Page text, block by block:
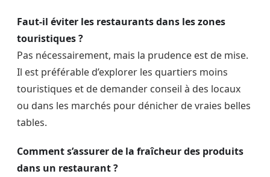
Faut-il éviter les restaurants dans les zones
touristiques ?
Pas nécessairement, mais la prudence est de mise.
Il est préférable d’explorer les quartiers moins
touristiques et de demander conseil à des locaux
ou dans les marchés pour dénicher de vraies belles
tables.
Comment s’assurer de la fraîcheur des produits
dans un restaurant ?